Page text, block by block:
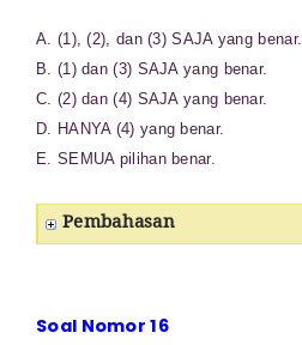
A. (1), (2), dan (3) SAJA yang benar.
B. (1) dan (3) SAJA yang benar.
C. (2) dan (4) SAJA yang benar.
D. HANYA (4) yang benar.
E. SEMUA pilihan benar.
Pembahasan
Soal Nomor 16